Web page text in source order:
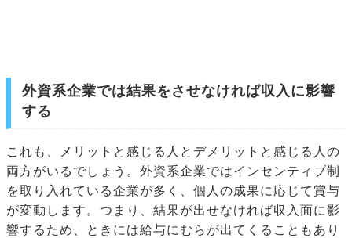
外資系企業では結果をさせなければ収入に影響
する
これも、メリットと感じる人とデメリットと感じる人の
両方がいるでしょう。外資系企業ではインセンティブ制
を取り入れている企業が多く、個人の成果に応じて賞与
が変動します。つまり、結果が出せなければ収入面に影
響するため、ときには給与にむらが出てくることもあり